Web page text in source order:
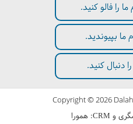
ما را فالو کنید.
ما بپیوندید.
دنبال کنید.
Copyright © 2026
و CRM
:همورا